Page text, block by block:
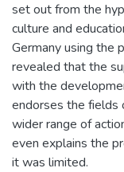
set out from the
culture and
Germany using the
revealed that the
with the
endorses the fields
wider range of
even explains the
it was limited.